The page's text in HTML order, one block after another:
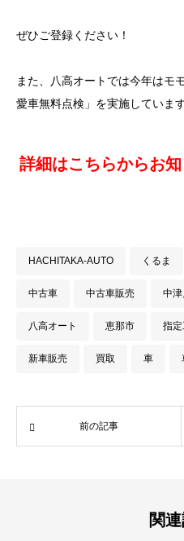
ぜひご登録ください！
また、八高オートでは今年はモ
愛車無料点検」を実施しています
詳細はこちらからお
HACHITAKA-AUTO くるま
中古車 中古車販売 中津
八高オート 恵那市 指
新車販売 買取 車
前の記事
関